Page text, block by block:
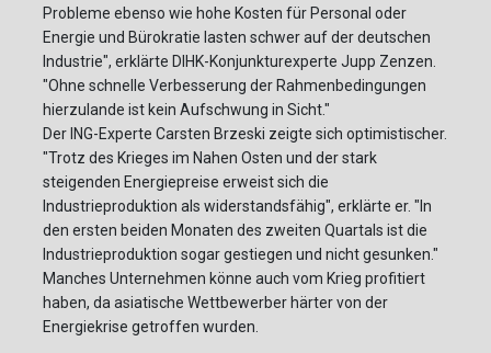
Probleme ebenso wie hohe Kosten für Personal oder
Energie und Bürokratie lasten schwer auf der deutschen
Industrie", erklärte DIHK-Konjunkturexperte Jupp Zenzen.
"Ohne schnelle Verbesserung der Rahmenbedingungen
hierzulande ist kein Aufschwung in Sicht."
Der ING-Experte Carsten Brzeski zeigte sich optimistischer.
"Trotz des Krieges im Nahen Osten und der stark
steigenden Energiepreise erweist sich die
Industrieproduktion als widerstandsfähig", erklärte er. "In
den ersten beiden Monaten des zweiten Quartals ist die
Industrieproduktion sogar gestiegen und nicht gesunken."
Manches Unternehmen könne auch vom Krieg profitiert
haben, da asiatische Wettbewerber härter von der
Energiekrise getroffen wurden.